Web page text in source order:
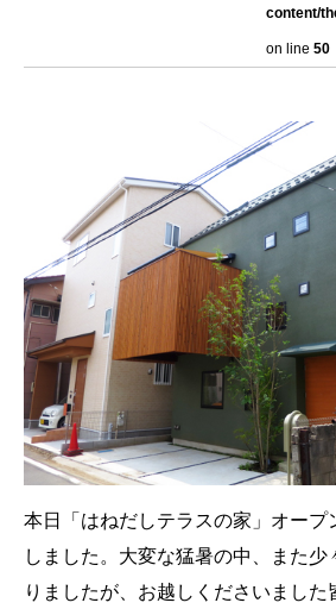
content/
on line 50
本日「はねだしテラスの家」オープ
しました。大変な猛暑の中、また少
りましたが、お越しくださいました